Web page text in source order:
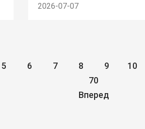
2026-07-07
5 6 7 8 9 10
70
Вперед